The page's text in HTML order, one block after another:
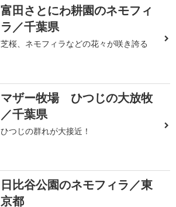
富田さとにわ耕園のネモフィ
ラ／千葉県
芝桜、ネモフィラなどの花々が咲き誇る
マザー牧場 ひつじの大放牧
／千葉県
ひつじの群れが大接近！
日比谷公園のネモフィラ／東
京都